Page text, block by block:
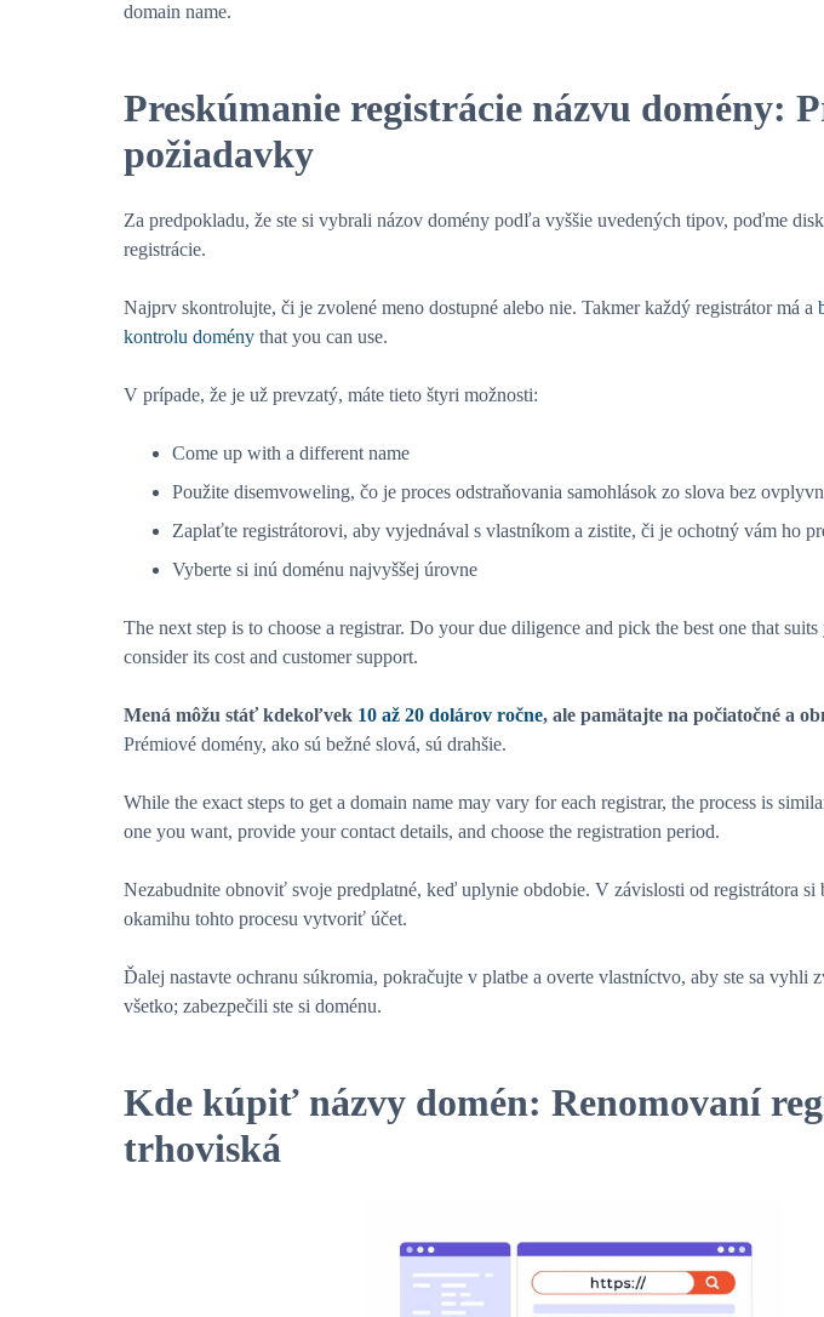
domain name.
Preskúmanie registrácie názvu domény:
požiadavky
Za predpokladu, že ste si vybrali názov domény podľa vyššie uvedených tipov, poďme
registrácie.
Najprv skontrolujte, či je zvolené meno dostupné alebo nie. Takmer každý registrátor má a
kontrolu domény that you can use.
V prípade, že je už prevzatý, máte tieto štyri možnosti:
Come up with a different name
Použite disemvoweling, čo je proces odstraňovania samohlások zo slova bez
Zaplaťte registrátorovi, aby vyjednával s vlastníkom a zistite, či je ochotný vám ho
Vyberte si inú doménu najvyššej úrovne
The next step is to choose a registrar. Do your due diligence and pick the best one that
consider its cost and customer support.
Mená môžu stáť kdekoľvek 10 až 20 dolárov ročne, ale pamätajte na počiatočné a
Prémiové domény, ako sú bežné slová, sú drahšie.
While the exact steps to get a domain name may vary for each registrar, the process is
one you want, provide your contact details, and choose the registration period.
Nezabudnite obnoviť svoje predplatné, keď uplynie obdobie. V závislosti od registrátora si
okamihu tohto procesu vytvoriť účet.
Ďalej nastavte ochranu súkromia, pokračujte v platbe a overte vlastníctvo, aby ste sa vyhli
všetko; zabezpečili ste si doménu.
Kde kúpiť názvy domén: Renomovaní
trhoviská